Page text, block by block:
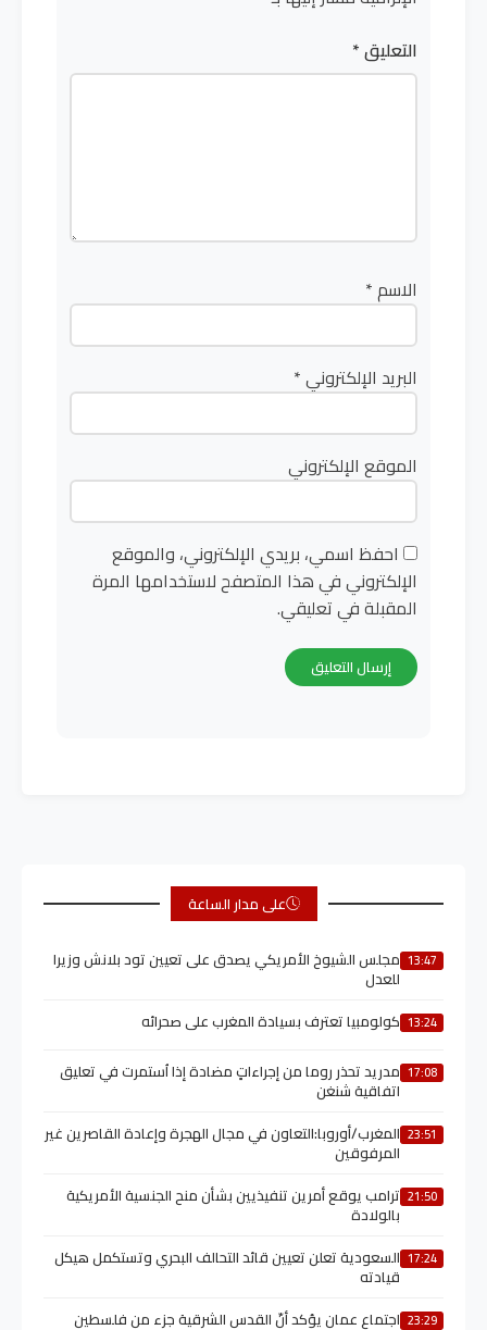
التعليق*
الاسم*
البريد الإلكتروني*
الموقع الإلكتروني
احفظ اسمي، بريدي الإلكتروني، والموقع
الإلكتروني في هذا المتصفح لاستخدامها المرة
المقبلة في تعليقي.
على مدار الساعة
13:47 مجلس الشيوخ الأمريكي يصدق على تعيين تود بلانش وزيرا
للعدل
13:24 كولومبيا تعترف بسيادة المغرب على صحرائه
17:08 مدريد تحذر روما من إجراءاتٍ مضادة إذا اُستمرت في تعليق
اتفاقية شنغن
23:51 المغرب/أوروبا:التعاون في مجال الهجرة وإعادة القاصرين غير
المرفوقين
21:50 ترامب يوقع أمرين تنفيذيين بشأن منح الجنسية الأمريكية
بالولادة
17:24 السعودية تعلن تعيين قائد التحالف البحري وتستكمل هيكل
قيادته
23:29 اجتماع عمان يؤكد أنّ القدس الشرقية جزء من فلسطين